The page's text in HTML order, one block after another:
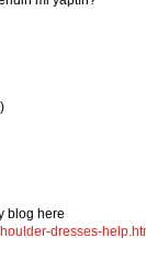
blog here
dresses-